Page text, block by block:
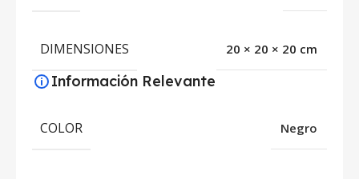
DIMENSIONES 20 × 20 × 20 cm
Información Relevante
COLOR Negro